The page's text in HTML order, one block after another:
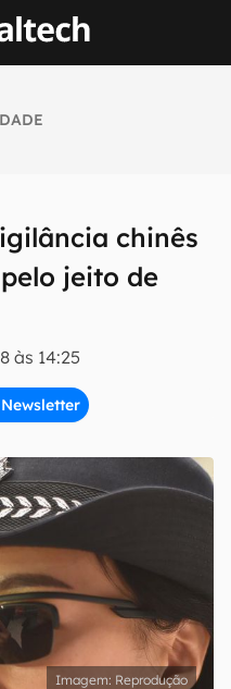
chinês
jeito de
às 14:25
em primeira
se
do Canaltech.
Reprodução